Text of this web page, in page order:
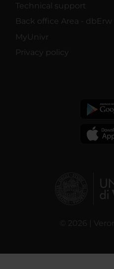
Technical support
Back office Area - dbErw
MyUnivr
Privacy policy
© 2026 |